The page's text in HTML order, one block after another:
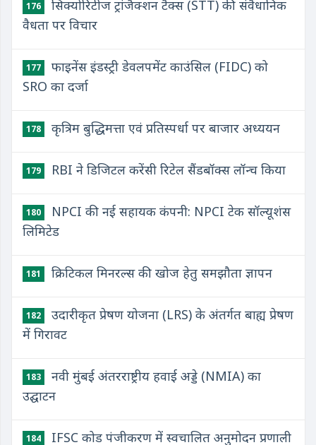
176
सिक्योरिटीज ट्रांजैक्शन टैक्स (STT) की संवैधानिक
वैधता पर विचार
177
फाइनेंस इंडस्ट्री डेवलपमेंट काउंसिल (FIDC) को
SRO का दर्जा
178 कृत्रिम बुद्धिमत्ता एवं प्रतिस्पर्धा पर बाजार अध्ययन
179 RBI ने डिजिटल करेंसी रिटेल सैंडबॉक्स लॉन्च किया
180
NPCI की नई सहायक कंपनी: NPCI टेक सॉल्यूशंस
लिमिटेड
181 क्रिटिकल मिनरल्स की खोज हेतु समझौता ज्ञापन
182
उदारीकृत प्रेषण योजना (LRS) के अंतर्गत बाह्य प्रेषण
में गिरावट
183
नवी मुंबई अंतरराष्ट्रीय हवाई अड्डे (NMIA) का
उद्घाटन
184 IFSC कोड पंजीकरण में स्वचालित अनुमोदन प्रणाली